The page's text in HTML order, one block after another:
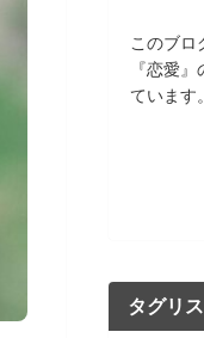
このブロ
『恋愛
ています。
タグリ